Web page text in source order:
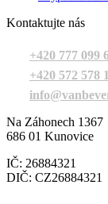
Kontaktujte nás
+420 777 099
+420 572 578
Na Záhonech 1367
686 01 Kunovice
IČ: 26884321
DIČ: CZ26884321